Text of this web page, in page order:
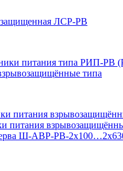
ЛСР-РВ
питания типа РИП-РВ
типа
питания
питания
Ш-АВР-РВ-